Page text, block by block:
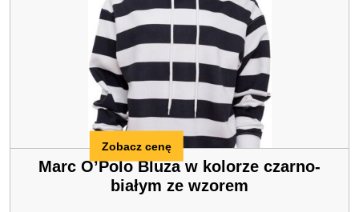
Marc O’Polo Bluza w kolorze czarno-
białym ze wzorem
Zobacz cenę